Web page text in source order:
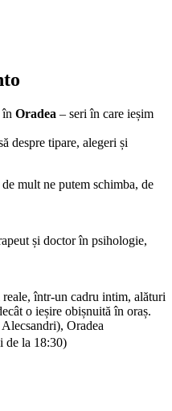
în Oradea – seri în care ieșim
despre tipare, alegeri și
mult ne putem schimba, de
și doctor în psihologie,
într-un cadru intim, alături
o ieșire obișnuită în oraș.
Oradea
de la 18:30)